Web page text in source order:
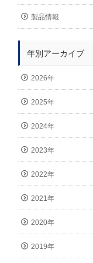
製品情報
年別アーカイブ
2026年
2025年
2024年
2023年
2022年
2021年
2020年
2019年